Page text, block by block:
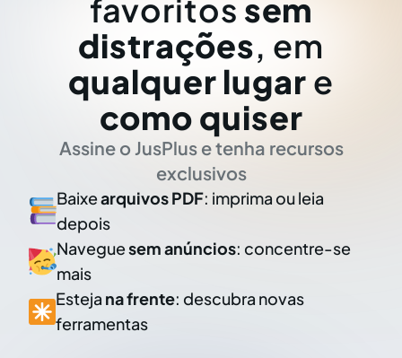
favoritos sem
distrações, em
qualquer lugar e
como quiser
Assine o JusPlus e tenha recursos
exclusivos
Baixearquivos PDF: imprima ou leia
depois
Naveguesem anúncios: concentre-se
mais
Esteja na frente: descubra novas
ferramentas